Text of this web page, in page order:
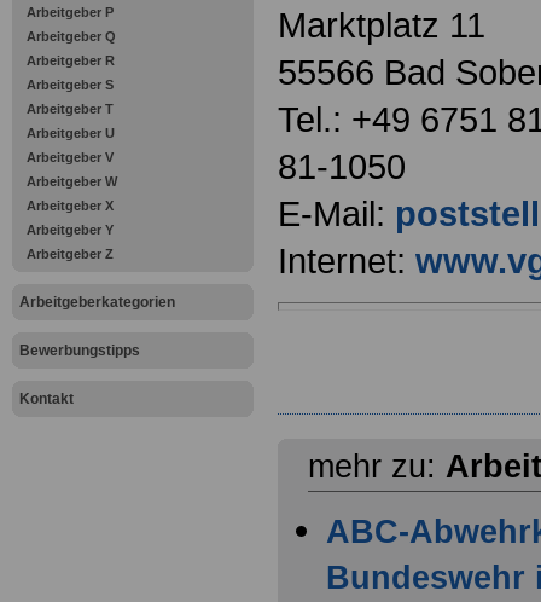
Arbeitgeber P
Arbeitgeber Q
Arbeitgeber R
Arbeitgeber S
Arbeitgeber T
Arbeitgeber U
Arbeitgeber V
Arbeitgeber W
Arbeitgeber X
Arbeitgeber Y
Arbeitgeber Z
Arbeitgeberkategorien
Bewerbungstipps
Kontakt
Marktplatz 11
55566 Bad
Tel.: +49 6751
81-1050
E-Mail:
Internet:
mehr zu:
ABC-
Bundeswehr